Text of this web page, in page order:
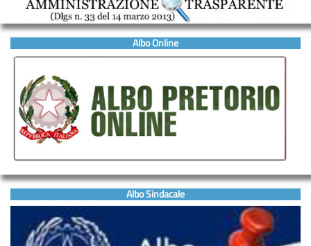
Albo Online
Albo Sindacale